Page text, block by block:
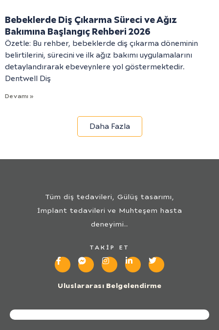
Bebeklerde Diş Çıkarma Süreci ve Ağız
Bakımına Başlangıç Rehberi 2026
Özetle: Bu rehber, bebeklerde diş çıkarma döneminin
belirtilerini, sürecini ve ilk ağız bakımı uygulamalarını
detaylandırarak ebeveynlere yol göstermektedir.
Dentwell Diş
Devamı »
Daha Fazla
Tüm diş tedavileri, Gülüş tasarımı,
İmplant tedavileri ve Muhteşem hasta
deneyimi..
TAKIP ET
Uluslararası Belgelendirme